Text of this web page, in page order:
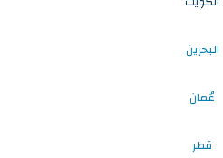
البحرين
عُمان
قطر